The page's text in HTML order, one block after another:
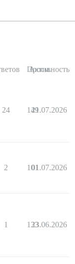
Просм.
Активность
24 149
21.07.2026
2 101
01.07.2026
1 133
23.06.2026